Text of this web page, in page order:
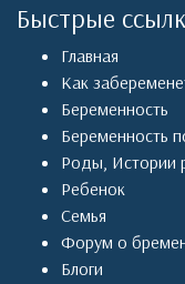
Быстрые
Главная
Как
Беременность
Беременность
Роды, Истории
Ребенок
Семья
Форум о
Блоги